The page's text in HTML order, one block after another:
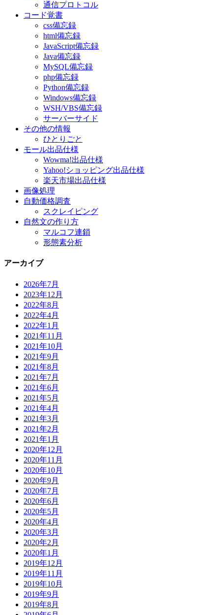
通信プロトコル
コード覚書
css備忘録
html備忘録
JavaScript備忘録
Java備忘録
MySQL備忘録
php備忘録
Python備忘録
Windows備忘録
WSH/VBS備忘録
サーバーサイド
その他の情報
ひとりごと
モール出品仕様
Wowma!出品仕様
Yahoo!ショッピング出品仕様
楽天市場出品仕様
画像処理
自動価格調査
スクレイピング
自然文の作り方
マルコフ連鎖
形態素分析
アーカイブ
2026年7月
2023年12月
2022年8月
2022年4月
2022年1月
2021年11月
2021年10月
2021年9月
2021年8月
2021年7月
2021年6月
2021年5月
2021年4月
2021年3月
2021年2月
2021年1月
2020年12月
2020年11月
2020年10月
2020年9月
2020年7月
2020年6月
2020年5月
2020年4月
2020年3月
2020年2月
2020年1月
2019年12月
2019年11月
2019年10月
2019年9月
2019年8月